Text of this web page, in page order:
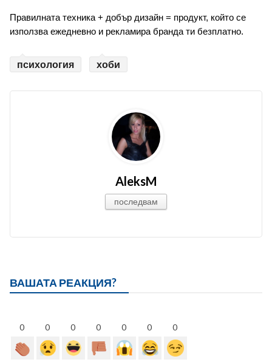
Правилната техника + добър дизайн = продукт, който се
използва ежедневно и рекламира бранда ти безплатно.
психология хоби
AleksM
последвам
ВАШАТА РЕАКЦИЯ?
0 0 0 0 0 0 0